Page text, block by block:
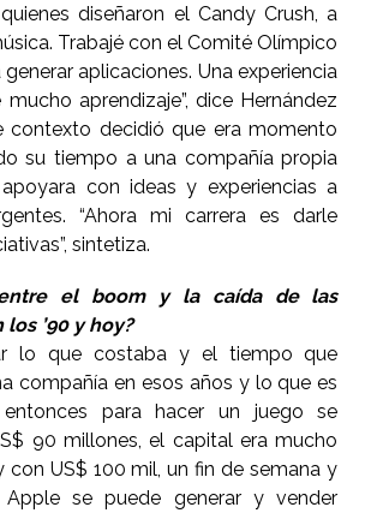
diseñaron el Candy Crush, a
Trabajé con el Comité Olímpico
aplicaciones. Una experiencia
aprendizaje”, dice Hernández
contexto decidió que era momento
su tiempo a una compañía propia
con ideas y experiencias a
“Ahora mi carrera es darle
sintetiza.
entre el boom y la caída de las
’90 y hoy?
lo que costaba y el tiempo que
compañía en esos años y lo que es
para hacer un juego se
90 millones, el capital era mucho
con US$ 100 mil, un fin de semana y
se puede generar y vender